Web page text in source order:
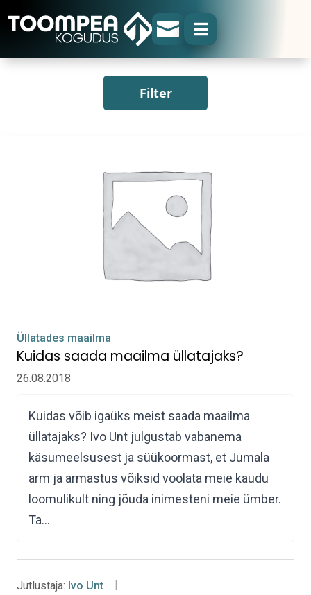
 
Filter
Üllatades maailma
Kuidas saada maailma üllatajaks?
26.08.2018
Kuidas võib igaüks meist saada maailma
üllatajaks? Ivo Unt julgustab vabanema
käsumeelsusest ja süükoormast, et Jumala
arm ja armastus võiksid voolata meie kaudu
loomulikult ning jõuda inimesteni meie ümber.
Ta…
Jutlustaja: Ivo Unt